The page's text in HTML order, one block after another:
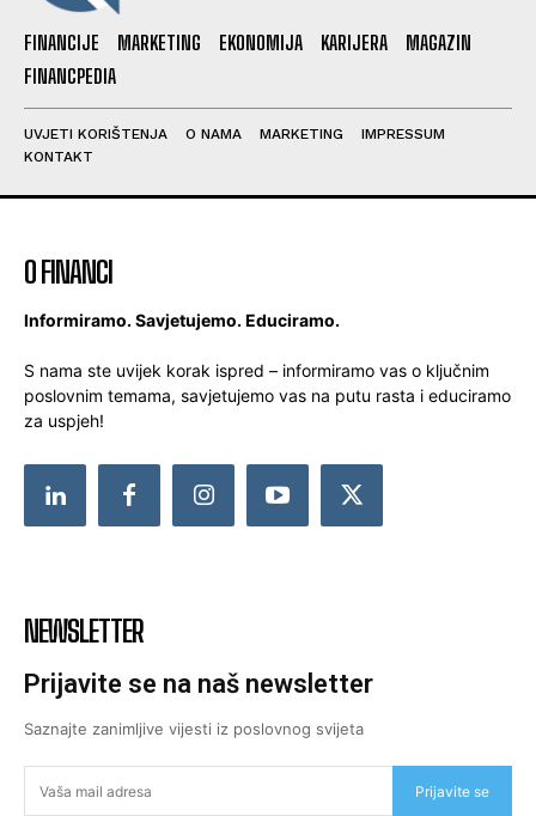
FINANCIJE MARKETING EKONOMIJA KARIJERA
MAGAZIN
FINANCPEDIA
UVJETI KORIŠTENJA O NAMA MARKETING
IMPRESSUM
KONTAKT
O FINANCI
Informiramo. Savjetujemo. Educiramo.
S nama ste uvijek korak ispred – informiramo vas o ključnim
poslovnim temama, savjetujemo vas na putu rasta i educiramo
za uspjeh!
NEWSLETTER
Prijavite se na naš newsletter
Saznajte zanimljive vijesti iz poslovnog svijeta
Prijavite se